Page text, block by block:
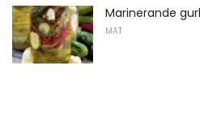
Marinerande
MAT